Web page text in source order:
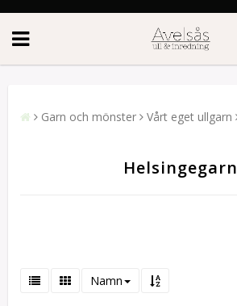
Garn och mönster Vårt eget ullgarn
Helsingegarn
Namn